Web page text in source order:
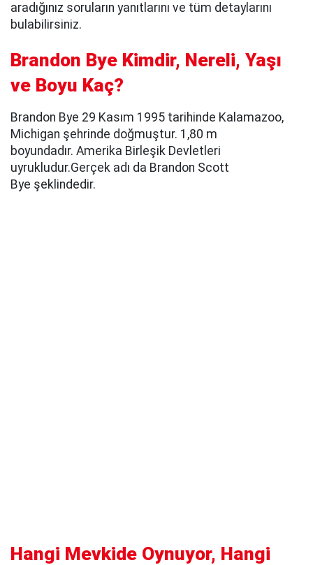
aradığınız soruların yanıtlarını ve tüm detaylarını
bulabilirsiniz.
Brandon Bye Kimdir, Nereli, Yaşı
ve Boyu Kaç?
Brandon Bye 29 Kasım 1995 tarihinde Kalamazoo,
Michigan şehrinde doğmuştur. 1,80 m
boyundadır. Amerika Birleşik Devletleri
uyrukludur.Gerçek adı da Brandon Scott
Bye şeklindedir.
Hangi Mevkide Oynuyor, Hangi